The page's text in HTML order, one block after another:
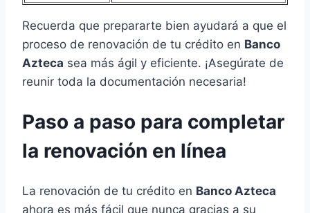
Recuerda que prepararte bien ayudará a que el
proceso de renovación de tu crédito en Banco
Azteca sea más ágil y eficiente. ¡Asegúrate de
reunir toda la documentación necesaria!
Paso a paso para completar
la renovación en línea
La renovación de tu crédito en Banco Azteca
ahora es más fácil que nunca gracias a su